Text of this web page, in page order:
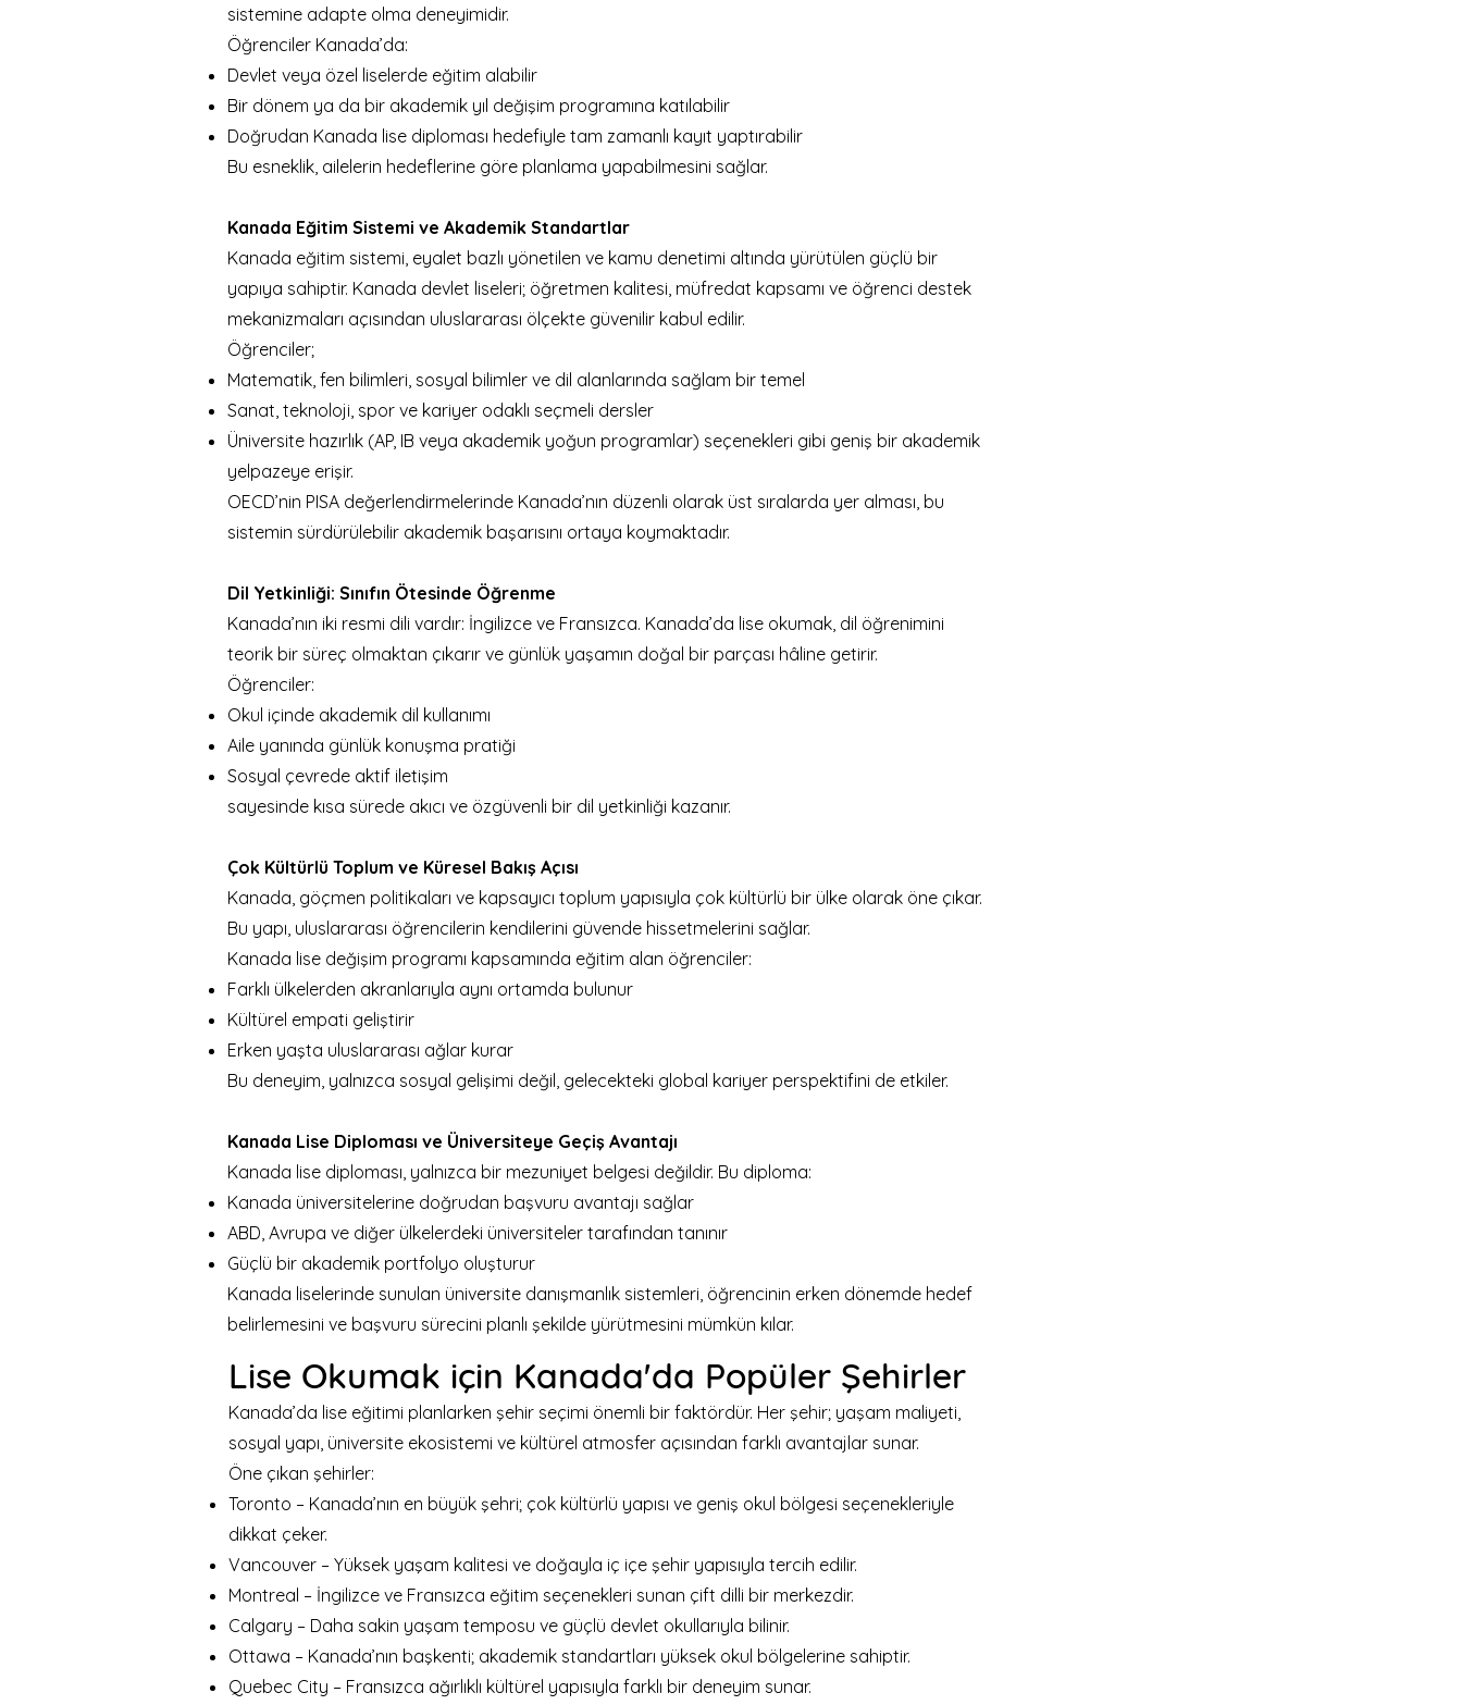
sistemine adapte olma deneyimidir.
Öğrenciler Kanada’da:
Devlet veya özel liselerde eğitim alabilir
Bir dönem ya da bir akademik yıl değişim programına katılabilir
Doğrudan Kanada lise diploması hedefiyle tam zamanlı kayıt yaptırabilir
Bu esneklik, ailelerin hedeflerine göre planlama yapabilmesini sağlar.
Kanada Eğitim Sistemi ve Akademik Standartlar
Kanada eğitim sistemi, eyalet bazlı yönetilen ve kamu denetimi altında yürütülen güçlü bir
yapıya sahiptir. Kanada devlet liseleri; öğretmen kalitesi, müfredat kapsamı ve öğrenci destek
mekanizmaları açısından uluslararası ölçekte güvenilir kabul edilir.
Öğrenciler;
Matematik, fen bilimleri, sosyal bilimler ve dil alanlarında sağlam bir temel
Sanat, teknoloji, spor ve kariyer odaklı seçmeli dersler
Üniversite hazırlık (AP, IB veya akademik yoğun programlar) seçenekleri gibi geniş bir akademik
yelpazeye erişir.
OECD’nin PISA değerlendirmelerinde Kanada’nın düzenli olarak üst sıralarda yer alması, bu
sistemin sürdürülebilir akademik başarısını ortaya koymaktadır.
Dil Yetkinliği: Sınıfın Ötesinde Öğrenme
Kanada’nın iki resmi dili vardır: İngilizce ve Fransızca. Kanada’da lise okumak, dil öğrenimini
teorik bir süreç olmaktan çıkarır ve günlük yaşamın doğal bir parçası hâline getirir.
Öğrenciler:
Okul içinde akademik dil kullanımı
Aile yanında günlük konuşma pratiği
Sosyal çevrede aktif iletişim
sayesinde kısa sürede akıcı ve özgüvenli bir dil yetkinliği kazanır.
Çok Kültürlü Toplum ve Küresel Bakış Açısı
Kanada, göçmen politikaları ve kapsayıcı toplum yapısıyla çok kültürlü bir ülke olarak öne çıkar.
Bu yapı, uluslararası öğrencilerin kendilerini güvende hissetmelerini sağlar.
Kanada lise değişim programı kapsamında eğitim alan öğrenciler:
Farklı ülkelerden akranlarıyla aynı ortamda bulunur
Kültürel empati geliştirir
Erken yaşta uluslararası ağlar kurar
Bu deneyim, yalnızca sosyal gelişimi değil, gelecekteki global kariyer perspektifini de etkiler.
Kanada Lise Diploması ve Üniversiteye Geçiş Avantajı
Kanada lise diploması, yalnızca bir mezuniyet belgesi değildir. Bu diploma:
Kanada üniversitelerine doğrudan başvuru avantajı sağlar
ABD, Avrupa ve diğer ülkelerdeki üniversiteler tarafından tanınır
Güçlü bir akademik portfolyo oluşturur
Kanada liselerinde sunulan üniversite danışmanlık sistemleri, öğrencinin erken dönemde hedef
belirlemesini ve başvuru sürecini planlı şekilde yürütmesini mümkün kılar.
Lise Okumak için Kanada'da Popüler Şehirler
Kanada’da lise eğitimi planlarken şehir seçimi önemli bir faktördür. Her şehir; yaşam maliyeti,
sosyal yapı, üniversite ekosistemi ve kültürel atmosfer açısından farklı avantajlar sunar.
Öne çıkan şehirler:
Toronto – Kanada’nın en büyük şehri; çok kültürlü yapısı ve geniş okul bölgesi seçenekleriyle
dikkat çeker.
Vancouver – Yüksek yaşam kalitesi ve doğayla iç içe şehir yapısıyla tercih edilir.
Montreal – İngilizce ve Fransızca eğitim seçenekleri sunan çift dilli bir merkezdir.
Calgary – Daha sakin yaşam temposu ve güçlü devlet okullarıyla bilinir.
Ottawa – Kanada’nın başkenti; akademik standartları yüksek okul bölgelerine sahiptir.
Quebec City – Fransızca ağırlıklı kültürel yapısıyla farklı bir deneyim sunar.